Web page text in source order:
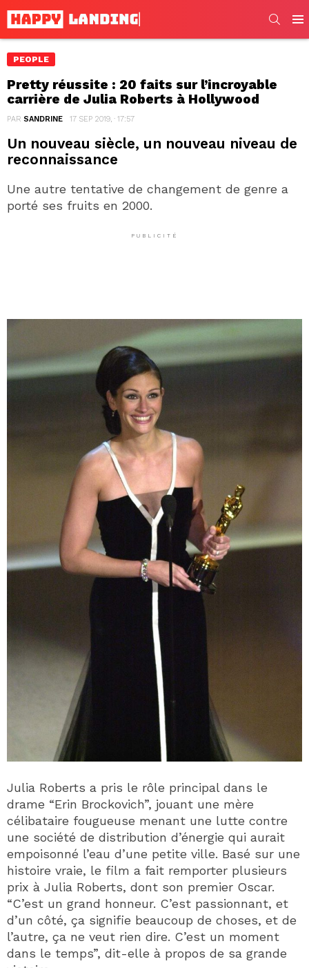
PEOPLE
Pretty réussite : 20 faits sur l’incroyable
carrière de Julia Roberts à Hollywood
PAR SANDRINE 17 SEP 2019, · 17:57
Un nouveau siècle, un nouveau niveau de
reconnaissance
Une autre tentative de changement de genre a
porté ses fruits en 2000.
PUBLICITÉ
Julia Roberts a pris le rôle principal dans le
drame “Erin Brockovich”, jouant une mère
célibataire fougueuse menant une lutte contre
une société de distribution d’énergie qui aurait
empoisonné l’eau d’une petite ville. Basé sur une
histoire vraie, le film a fait remporter plusieurs
prix à Julia Roberts, dont son premier Oscar.
“C’est un grand honneur. C’est passionnant, et
d’un côté, ça signifie beaucoup de choses, et de
l’autre, ça ne veut rien dire. C’est un moment
dans le temps”, dit-elle à propos de sa grande